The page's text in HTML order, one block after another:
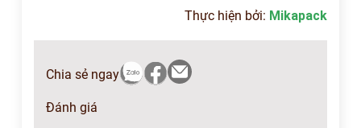
Thực hiện bởi: Mikapack
Chia sẻ ngay
Đánh giá